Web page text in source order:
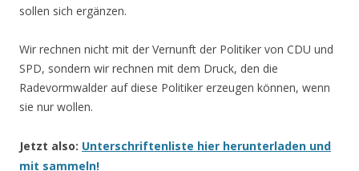
sollen sich ergänzen.
Wir rechnen nicht mit der Vernunft der Politiker von CDU und
SPD, sondern wir rechnen mit dem Druck, den die
Radevormwalder auf diese Politiker erzeugen können, wenn
sie nur wollen.
Jetzt also: Unterschriftenliste hier herunterladen und
mit sammeln!